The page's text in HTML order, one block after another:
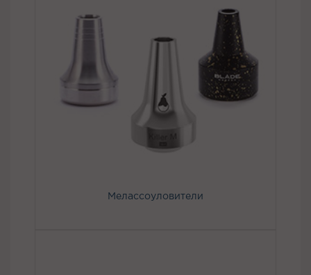
Мелассоуловители